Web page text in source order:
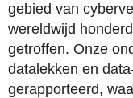
gebied van
wereldwijd
getroffen. Onze
datalekken en
gerapporteerd,